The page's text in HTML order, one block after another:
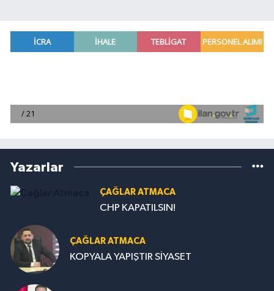
Yazarlar
ÇAĞLAR ATMACA
CHP KAPATILSIN!
ÇAĞLAR ATMACA
KOPYALA YAPIŞTIR SİYASET